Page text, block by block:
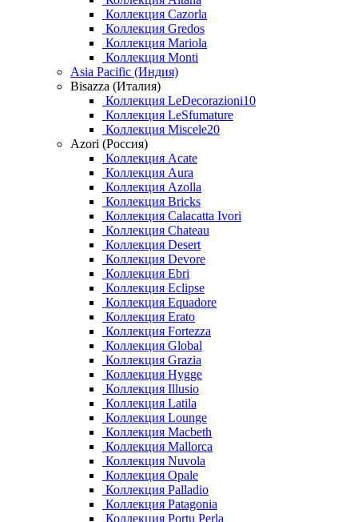
Коллекция Cazorla
Коллекция Gredos
Коллекция Mariola
Коллекция Monti
Asia Pacific (Индия)
Bisazza (Италия)
Коллекция LeDecorazioni10
Коллекция LeSfumature
Коллекция Miscele20
Azori (Россия)
Коллекция Acate
Коллекция Aura
Коллекция Azolla
Коллекция Bricks
Коллекция Calacatta Ivori
Коллекция Chateau
Коллекция Desert
Коллекция Devore
Коллекция Ebri
Коллекция Eclipse
Коллекция Equadore
Коллекция Erato
Коллекция Fortezza
Коллекция Global
Коллекция Grazia
Коллекция Hygge
Коллекция Illusio
Коллекция Latila
Коллекция Lounge
Коллекция Macbeth
Коллекция Mallorca
Коллекция Nuvola
Коллекция Opale
Коллекция Palladio
Коллекция Patagonia
Коллекция Portu Perla